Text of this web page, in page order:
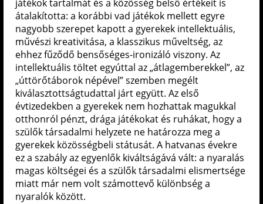
játékok tartalmát és a közösség belső értékeit is
átalakította: a korábbi vad játékok mellett egyre
nagyobb szerepet kapott a gyerekek intellektuális,
művészi kreativitása, a klasszikus műveltség, az
ehhez fűződő bensőséges-ironizáló viszony. Az
intellektuális töltet egyúttal az „átlagemberekkel”, az
„úttörőtáborok népével” szemben megélt
kiválasztottságtudattal járt együtt. Az első
évtizedekben a gyerekek nem hozhattak magukkal
otthonról pénzt, drága játékokat és ruhákat, hogy a
szülők társadalmi helyzete ne határozza meg a
gyerekek közösségbeli státusát. A hatvanas évekre
ez a szabály az egyenlők kiváltságává vált: a nyaralás
magas költségei és a szülők társadalmi elismertsége
miatt már nem volt számottevő különbség a
nyaralók között.